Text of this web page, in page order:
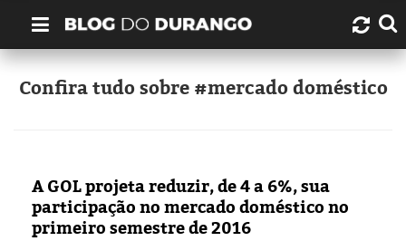
Quem é Durango Duarte?
Artigos
Confira tudo sobre #mercado doméstico
A GOL projeta reduzir, de 4 a 6%, sua
participação no mercado doméstico no
primeiro semestre de 2016